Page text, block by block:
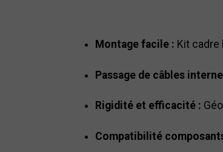
Montage facile : Kit
Passage de câbles
Rigidité et efficacité :
Compatibilité